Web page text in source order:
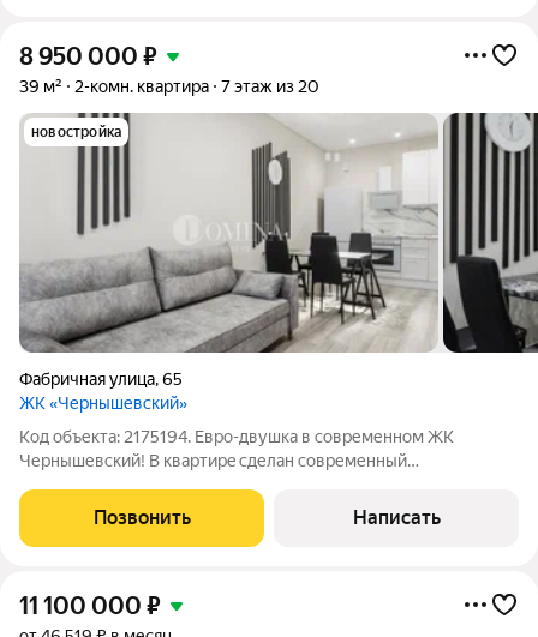
8 950 000 ₽
39 м² 2-комн. квартира 7 этаж из 20
новостройка
Фабричная улица,65
ЖК «Чернышевский»
Код объекта: 2175194. Евро-двушка в современном ЖК
Чернышевский! B квapтиpe сделан современный
лaминaт, качественные мeжкoмнатные двеpи, нaтяжные
пoтолки. Этот вариант для тех, кто не хочет
Позвонить Написать
11 100 000 ₽